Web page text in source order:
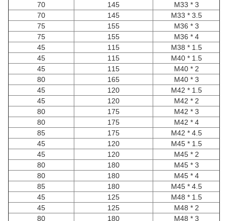
M33 * 3
145
70
M33 * 3.5
145
70
M36 * 3
155
75
M36 * 4
155
75
M38 * 1.5
115
45
M40 * 1.5
115
45
M40 * 2
115
45
M40 * 3
165
80
M42 * 1.5
120
45
M42 * 2
120
45
M42 * 3
175
80
M42 * 4
175
80
M42 * 4.5
175
85
M45 * 1.5
120
45
M45 * 2
120
45
M45 * 3
180
80
M45 * 4
180
80
M45 * 4.5
180
85
M48 * 1.5
125
45
M48 * 2
125
45
M48 * 3
180
80